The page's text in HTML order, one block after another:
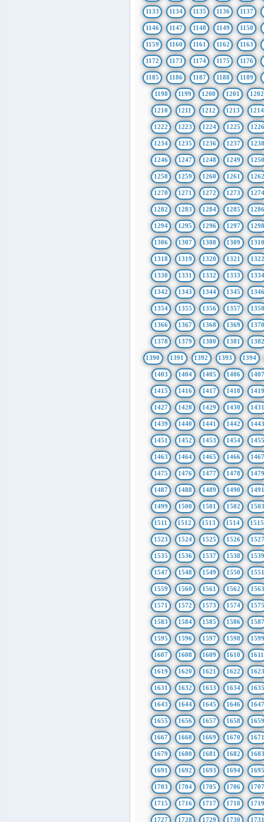
1133 1134 1135 1136 1137
1146 1147 1148 1149 1150
1159 1160 1161 1162 1163
1172 1173 1174 1175 1176
1185 1186 1187 1188 1189
1198 1199 1200 1201 1202
1210 1211 1212 1213 1214
1222 1223 1224 1225 1226
1234 1235 1236 1237 1238
1246 1247 1248 1249 1250
1258 1259 1260 1261 1262
1270 1271 1272 1273 1274
1282 1283 1284 1285 1286
1294 1295 1296 1297 1298
1306 1307 1308 1309
1318 1319 1320 1321 1322
1330 1331 1332 1333 1334
1342 1343 1344 1345 1346
1354 1355 1356 1357 1358
1366 1367 1368 1369 1370
1378 1379 1380 1381 1382
1390 1391 1392 1393 1394
1403 1404 1405 1406
1415 1416 1417 1418 1419
1427 1428 1429 1430 1431
1439 1440 1441 1442 1443
1451 1452 1453 1454 1455
1463 1464 1465 1466 1467
1475 1476 1477 1478 1479
1487 1488 1489 1490 1491
1499 1500 1501 1502 1503
1511 1512 1513 1514 1515
1523 1524 1525 1526 1527
1535 1536 1537 1538 1539
1547 1548 1549 1550 1551
1559 1560 1561 1562 1563
1571 1572 1573 1574 1575
1583 1584 1585 1586 1587
1595 1596 1597 1598 1599
1607 1608 1609 1610 1611
1619 1620 1621 1622 1623
1631 1632 1633 1634 1635
1643 1644 1645 1646 1647
1655 1656 1657 1658 1659
1667 1668 1669 1670 1671
1679 1680 1681 1682 1683
1691 1692 1693 1694 1695
1703 1704 1705 1706
1715 1716 1717 1718 1719
1727 1728 1729 1730 1731